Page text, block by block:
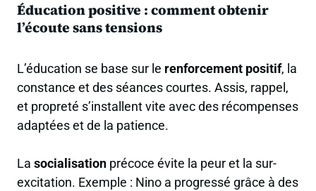
Éducation positive : comment obtenir
l’écoute sans tensions
L’éducation se base sur le renforcement positif, la
constance et des séances courtes. Assis, rappel,
et propreté s’installent vite avec des récompenses
adaptées et de la patience.
La socialisation précoce évite la peur et la sur-
excitation. Exemple : Nino a progressé grâce à des